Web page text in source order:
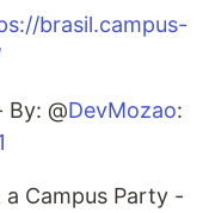
brasil.campus-
By: @DevMozao:
a Campus Party -